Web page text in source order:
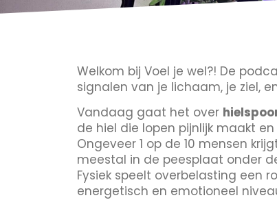
Welkom bij Voel je wel?! De
signalen van je lichaam, je ziel,
Vandaag gaat het over
de hiel die lopen pijnlijk maakt
Ongeveer 1 op de 10 mensen
meestal in de peesplaat onder
Fysiek speelt overbelasting een
energetisch en emotioneel